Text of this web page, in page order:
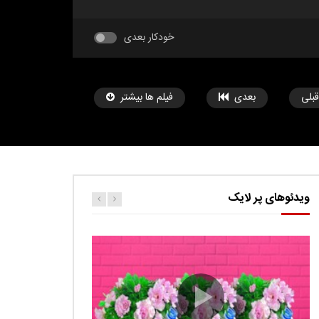
خودکار بعدی
قبلی بعدی فیلم ها بیشتر
مشاهده بعدا
حامد
تیر 29, 1403
0
3.1K
457
9
ویدئوهای پر لایک
کارتون اگنس این قسمت ربات ها
حامد 0.9K
Ut facilisis consectetur tristique. Suspendisse